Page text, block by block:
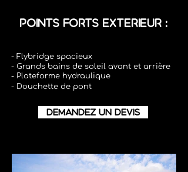
POINTS FORTS EXTERIEUR :
- Flybridge spacieux
- Grands bains de soleil avant et arrière
- Plateforme hydraulique
- Douchette de pont
DEMANDEZ UN DEVIS